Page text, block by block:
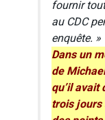
fournir
au CDC
enquête. »
Dans un
de
qu’il avait
trois jours